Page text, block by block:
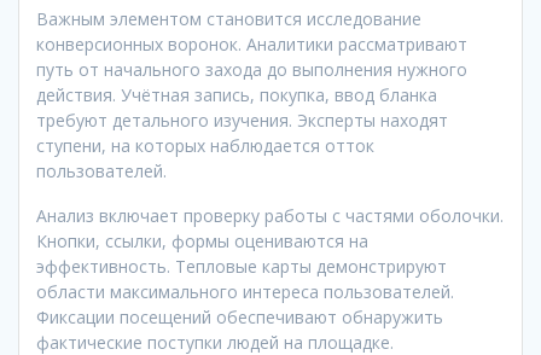
Важным элементом становится исследование
конверсионных воронок. Аналитики рассматривают
путь от начального захода до выполнения нужного
действия. Учётная запись, покупка, ввод бланка
требуют детального изучения. Эксперты находят
ступени, на которых наблюдается отток
пользователей.
Анализ включает проверку работы с частями оболочки.
Кнопки, ссылки, формы оцениваются на
эффективность. Тепловые карты демонстрируют
области максимального интереса пользователей.
Фиксации посещений обеспечивают обнаружить
фактические поступки людей на площадке.